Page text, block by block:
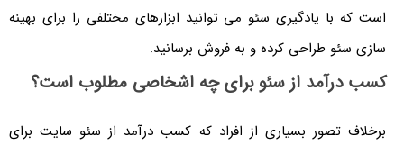
است که با یادگیری سئو می توانید ابزارهای مختلفی را برای بهینه
سازی سئو طراحی کرده و به فروش برسانید.
کسب درآمد از سئو برای چه اشخاصی مطلوب است؟
برخلاف تصور بسیاری از افراد که کسب درآمد از سئو سایت برای